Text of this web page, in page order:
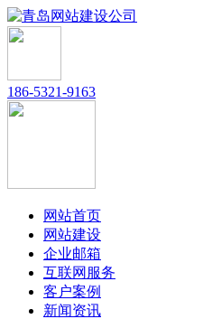
186-5321-9163
网站首页
网站建设
企业邮箱
互联网服务
客户案例
新闻资讯